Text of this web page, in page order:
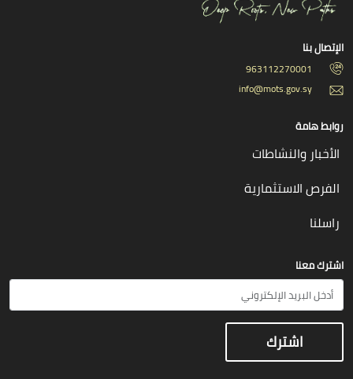
الإتصال بنا
963112270001
info@mots.gov.sy
روابط هامة
الأخبار والنشاطات
الفرص الاستثمارية
راسلنا
اشترك معنا